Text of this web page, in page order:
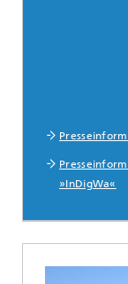
»InDigWa«